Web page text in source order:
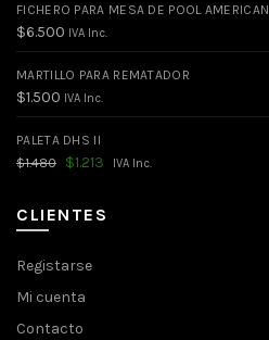
FICHERO PARA MESA DE POOL
$6.500 IVA Inc.
MARTILLO PARA REMATADOR
$1.500 IVA Inc.
PALETA DHS II
$1.480
El
era:
$1.480.
$1.213 El
IVA Inc.
CLIENTES
Registarse
Mi cuenta
Contacto